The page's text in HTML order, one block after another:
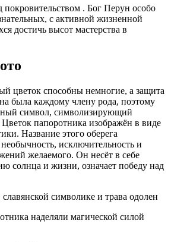
. Бог Перун особо
с активной жизненной
достичь высот мастерства в
цветок способны немногие, а защита
была каждому члену рода, поэтому
символ, символизирующий
папоротника изображён в виде
Название этого оберега
исключительность и
желаемого. Он несёт в себе
солнца и жизни, означает победу над
наделяли магической силой